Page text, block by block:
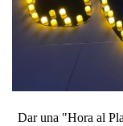
Dar una "Hora al